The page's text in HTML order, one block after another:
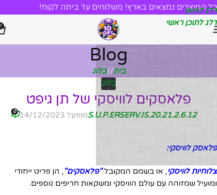
דלג לניווט
דלג לתוכן ראשי
כל המוצרים נמצאים בארץ! משלוחים עד ביתה לקוח!
Blog
בית/ בלוג
בלוג
פלאסקים לוויסקי של תן גיפט
2.6.12.S.U.P.ERSERV.IS.20.21 מופעל 14/12/2023 0
פלאסק לוויסקי:
צלוחיות לוויסקי, או בשמם המקובל"פלאסקים" , הן פריט ייחודי
ומועיל שמזוהה עם עולם הוויסקי ומשקאות חריפים נוספים.